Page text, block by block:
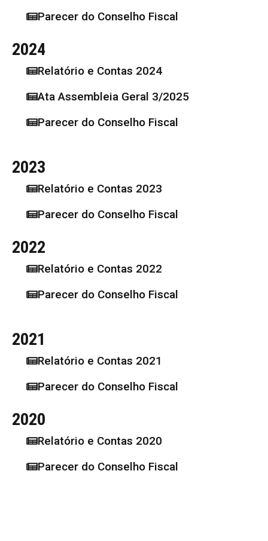
Parecer do Conselho Fiscal
2024
Relatório e Contas 2024
Ata Assembleia Geral 3/2025
Parecer do Conselho Fiscal
2023
⁠Relatório e Contas 2023
Parecer do Conselho Fiscal
2022
Relatório e Contas 2022
Parecer do Conselho Fiscal
2021
⁠Relatório e Contas 2021
Parecer do Conselho Fiscal
2020
Relatório e Contas 2020
Parecer do Conselho Fiscal